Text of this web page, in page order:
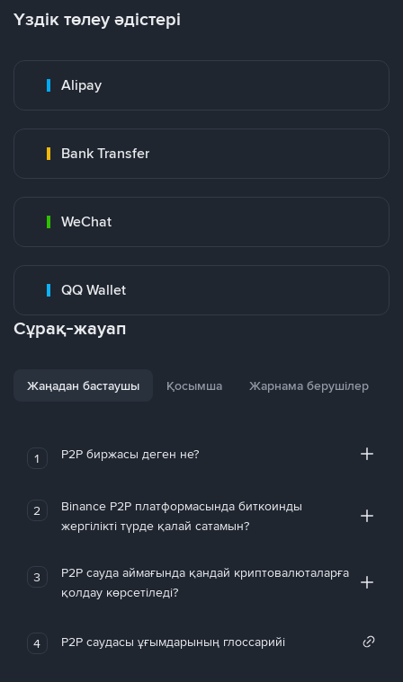
Үздік төлеу әдістері
Alipay
Bank Transfer
WeChat
QQ Wallet
Сұрақ-жауап
Жаңадан бастаушы Қосымша Жарнама берушілер
1 P2P биржасы деген не?
2
Binance P2P платформасында биткоинды
жергілікті түрде қалай сатамын?
3
P2P сауда аймағында қандай криптовалюталарға
қолдау көрсетіледі?
4 P2P саудасы ұғымдарының глоссарийі